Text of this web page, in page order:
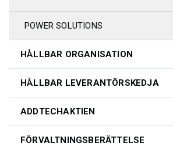
POWER SOLUTIONS
HÅLLBAR ORGANISATION
HÅLLBAR LEVERANTÖRSKEDJA
ADDTECHAKTIEN
FÖRVALTNINGSBERÄTTELSE